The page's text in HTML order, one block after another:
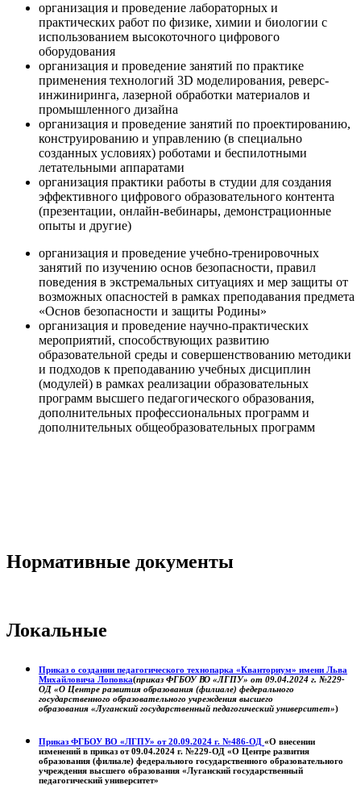
организация и проведение лабораторных и
практических работ по физике, химии и биологии с
использованием высокоточного цифрового
оборудования
организация и проведение занятий по практике
применения технологий 3D моделирования, реверс-
инжиниринга, лазерной обработки материалов и
промышленного дизайна
организация и проведение занятий по проектированию,
конструированию и управлению (в специально
созданных условиях) роботами и беспилотными
летательными аппаратами
организация практики работы в студии для создания
эффективного цифрового образовательного контента
(презентации, онлайн-вебинары, демонстрационные
опыты и другие)
организация и проведение учебно-тренировочных
занятий по изучению основ безопасности, правил
поведения в экстремальных ситуациях и мер защиты от
возможных опасностей в рамках преподавания предмета
«Основ безопасности и защиты Родины»
организация и проведение научно-практических
мероприятий, способствующих развитию
образовательной среды и совершенствованию методики
и подходов к преподаванию учебных дисциплин
(модулей) в рамках реализации образовательных
программ высшего педагогического образования,
дополнительных профессиональных программ и
дополнительных общеобразовательных программ
Нормативные документы
Локальные
Приказ о создании педагогического технопарка «Кванториум» имени Льва
Михайловича Лоповка(приказ ФГБОУ ВО «ЛГПУ» от 09.04.2024 г. №229-
ОД «О Центре развития образования (филиале) федерального
государственного образовательного учреждения высшего
образования «Луганский государственный педагогический университет»)
Приказ ФГБОУ ВО «ЛГПУ» от 20.09.2024 г. №486-ОД «О внесении
изменений в приказ от 09.04.2024 г. №229-ОД «О Центре развития
образования (филиале) федерального государственного образовательного
учреждения высшего образования «Луганский государственный
педагогический университет»